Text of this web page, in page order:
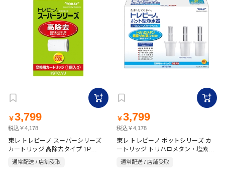
￥3,799
税込￥4,178
東レ トレビーノ スーパーシリーズ
カートリッジ 高除去タイプ 1P
通常配送 / 店舗受取
￥3,799
税込￥4,178
東レ トレビーノ ポットシリーズ カ
ートリッジ トリハロメタン・塩素・
カビ臭(2-MIB)除去タイプ 3P PTC-
F3J
通常配送 / 店舗受取